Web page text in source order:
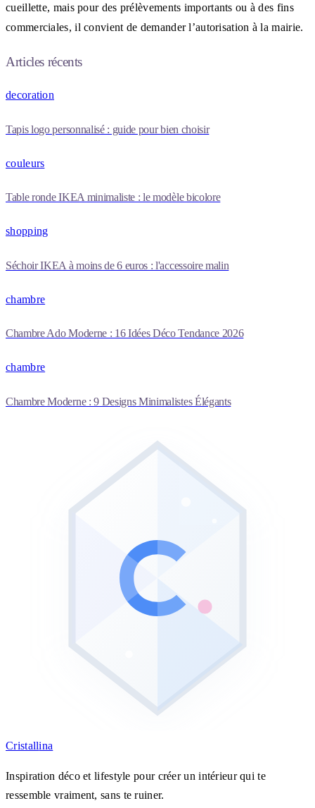
cueillette, mais pour des prélèvements importants ou à des fins
commerciales, il convient de demander l’autorisation à la mairie.
Articles récents
decoration
Tapis logo personnalisé : guide pour bien choisir
couleurs
Table ronde IKEA minimaliste : le modèle bicolore
shopping
Séchoir IKEA à moins de 6 euros : l'accessoire malin
chambre
Chambre Ado Moderne : 16 Idées Déco Tendance 2026
chambre
Chambre Moderne : 9 Designs Minimalistes Élégants
Cristallina
Inspiration déco et lifestyle pour créer un intérieur qui te
ressemble vraiment, sans te ruiner.